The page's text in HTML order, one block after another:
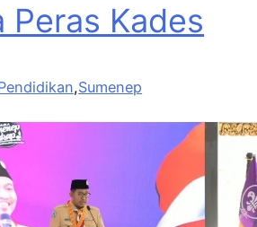
Peras Kades
,Sumenep